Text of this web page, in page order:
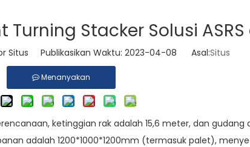
Turning Stacker Solusi
Situs Publikasikan Waktu: 2023-04-08 Asal:Situs
Menanyakan
ketinggian rak adalah 15,6 meter, dan gudang
adalah 1200*1000*1200mm (termasuk palet),